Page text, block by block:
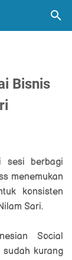
Bisnis
sesi berbagi
menemukan
konsisten
Sari.
Social
sudah kurang